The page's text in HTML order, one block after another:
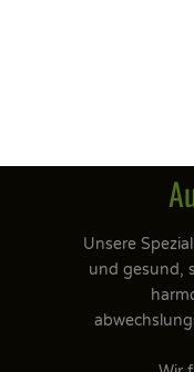
Unsere
und gesund,